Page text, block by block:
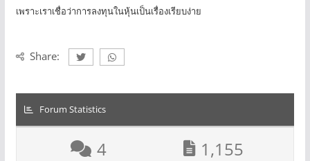
เพราะเราเชื่อว่าการลงทุนในหุ้นเป็นเรื่องเรียบง่าย
Share:
Forum Statistics
4 1,155